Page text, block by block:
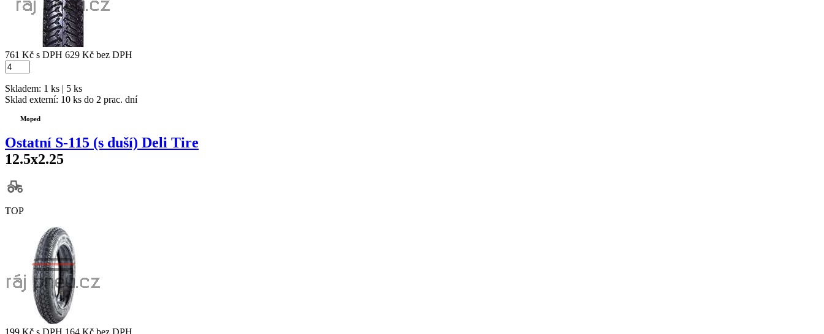
761 Kč s DPH 629 Kč bez DPH
Skladem: 1 ks | 5 ks
Sklad externí: 10 ks do 2 prac. dní
Moped
Ostatní S-115 (s duší) Deli Tire
12.5x2.25
TOP
199 Kč s DPH 164 Kč bez DPH